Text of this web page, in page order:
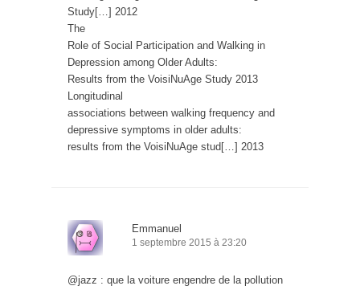
Study[…] 2012
The
Role of Social Participation and Walking in
Depression among Older Adults:
Results from the VoisiNuAge Study 2013
Longitudinal
associations between walking frequency and
depressive symptoms in older adults:
results from the VoisiNuAge stud[…] 2013
Emmanuel
1 septembre 2015 à 23:20
@jazz : que la voiture engendre de la pollution